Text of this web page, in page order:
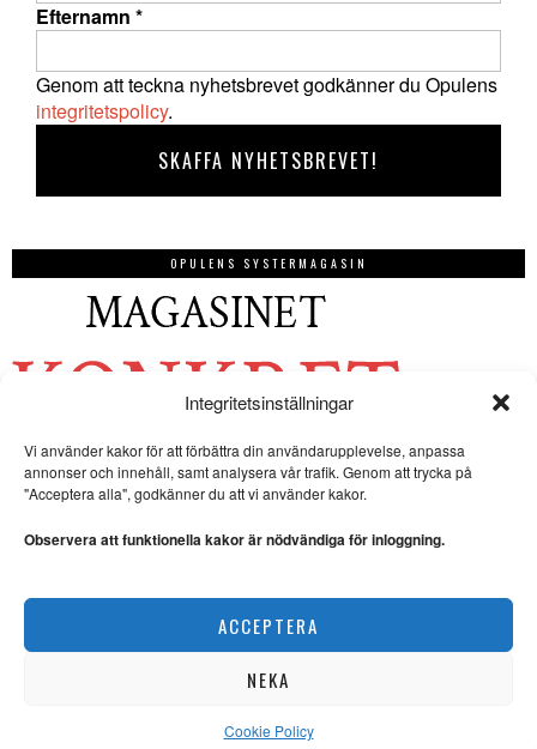
Integritetsinställningar
Vi använder kakor för att förbättra din användarupplevelse, anpassa
annonser och innehåll, samt analysera vår trafik. Genom att trycka på
"Acceptera alla", godkänner du att vi använder kakor.
Observera att funktionella kakor är nödvändiga för inloggning.
ACCEPTERA
NEKA
Cookie Policy
Efternamn *
Genom att teckna nyhetsbrevet godkänner du Opulens
integritetspolicy.
OPULENS SYSTERMAGASIN